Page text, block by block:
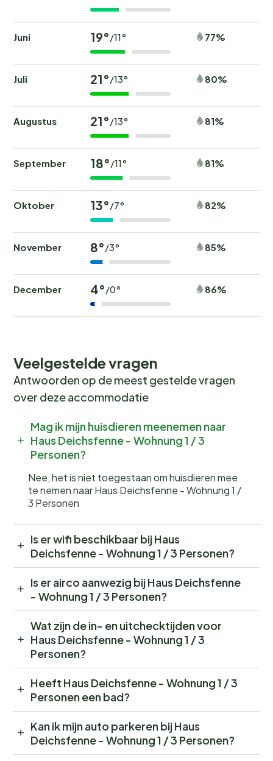
Juni 19°/11° 77%
Juli 21°/13° 80%
Augustus 21°/13° 81%
September 18°/11° 81%
Oktober 13°/7° 82%
November 8°/3° 85%
December 4°/0° 86%
Veelgestelde vragen
Antwoorden op de meest gestelde vragen
over deze accommodatie
Mag ik mijn huisdieren meenemen naar
Haus Deichsfenne - Wohnung 1 / 3
Personen?
Nee, het is niet toegestaan om huisdieren mee
te nemen naar Haus Deichsfenne - Wohnung 1 /
3 Personen
Is er wifi beschikbaar bij Haus
Deichsfenne - Wohnung 1 / 3 Personen?
Is er airco aanwezig bij Haus Deichsfenne
- Wohnung 1 / 3 Personen?
Wat zijn de in- en uitchecktijden voor
Haus Deichsfenne - Wohnung 1 / 3
Personen?
Heeft Haus Deichsfenne - Wohnung 1 / 3
Personen een bad?
Kan ik mijn auto parkeren bij Haus
Deichsfenne - Wohnung 1 / 3 Personen?